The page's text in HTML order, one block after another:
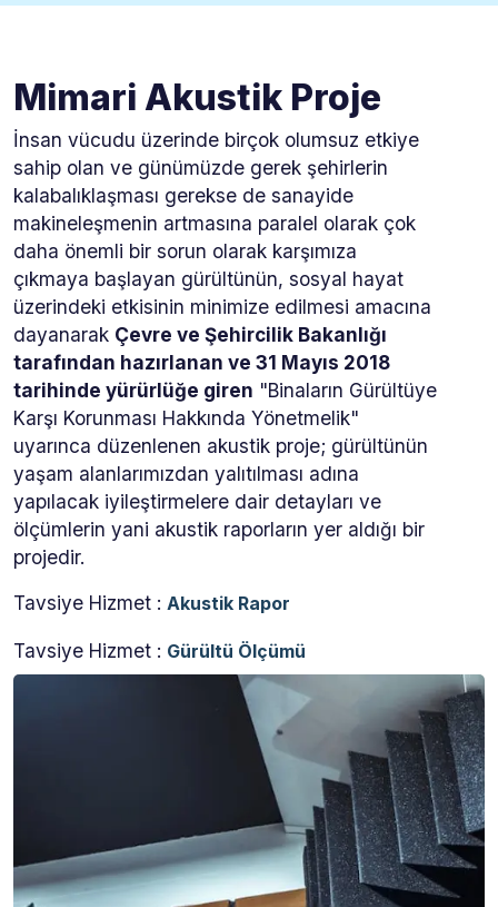
Mimari Akustik Proje
İnsan vücudu üzerinde birçok olumsuz etkiye
sahip olan ve günümüzde gerek şehirlerin
kalabalıklaşması gerekse de sanayide
makineleşmenin artmasına paralel olarak çok
daha önemli bir sorun olarak karşımıza
çıkmaya başlayan gürültünün, sosyal hayat
üzerindeki etkisinin minimize edilmesi amacına
dayanarak Çevre ve Şehircilik Bakanlığı
tarafından hazırlanan ve 31 Mayıs 2018
tarihinde yürürlüğe giren "Binaların Gürültüye
Karşı Korunması Hakkında Yönetmelik"
uyarınca düzenlenen akustik proje; gürültünün
yaşam alanlarımızdan yalıtılması adına
yapılacak iyileştirmelere dair detayları ve
ölçümlerin yani akustik raporların yer aldığı bir
projedir.
Tavsiye Hizmet : Akustik Rapor
Tavsiye Hizmet : Gürültü Ölçümü